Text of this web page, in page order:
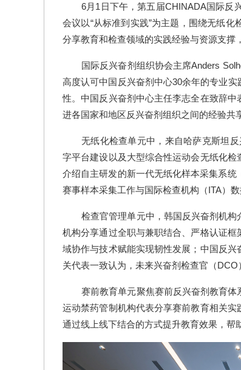
6月1日下午，第五届CHINADA国际反
会议以“从标准到实践”为主题，围绕无纸
分享教育和检查领域的实践经验与资源支撑
国际反兴奋剂组织协会主席Anders
高度认可中国反兴奋剂中心30余年的专业
性。中国反兴奋剂中心主任李志全在致辞
进各国家和地区反兴奋剂组织之间的经验共
无纸化检查单元中，来自哈萨克斯坦
字平台建设以及大型综合性运动会无纸化
介绍自主研发的新一代无纸化样本采集系
赛事样本采集工作与国际检查机构（ITA）数
检查官管理单元中，韩国反兴奋剂机
机构分享通过全职与兼职结合、严格认证
域协作与技术赋能实现韧性发展；中国反
关代表一致认为，未来兴奋剂检查官（DCO
赛前教育单元聚焦赛前反兴奋剂教育
运动禁药管制机构代表分享赛前教育相关
通过线上线下结合的方式提升教育效果，帮